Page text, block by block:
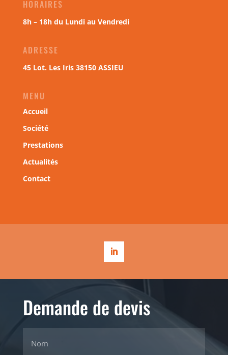
HORAIRES
8h – 18h du Lundi au Vendredi
ADRESSE
45 Lot. Les Iris 38150 ASSIEU
MENU
Accueil
Société
Prestations
Actualités
Contact
Demande de devis